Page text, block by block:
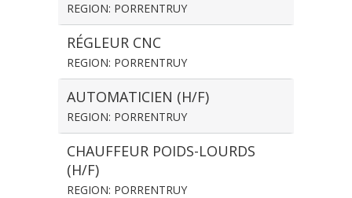
REGION: PORRENTRUY
RÉGLEUR CNC
REGION: PORRENTRUY
AUTOMATICIEN (H/F)
REGION: PORRENTRUY
CHAUFFEUR POIDS-LOURDS
(H/F)
REGION: PORRENTRUY